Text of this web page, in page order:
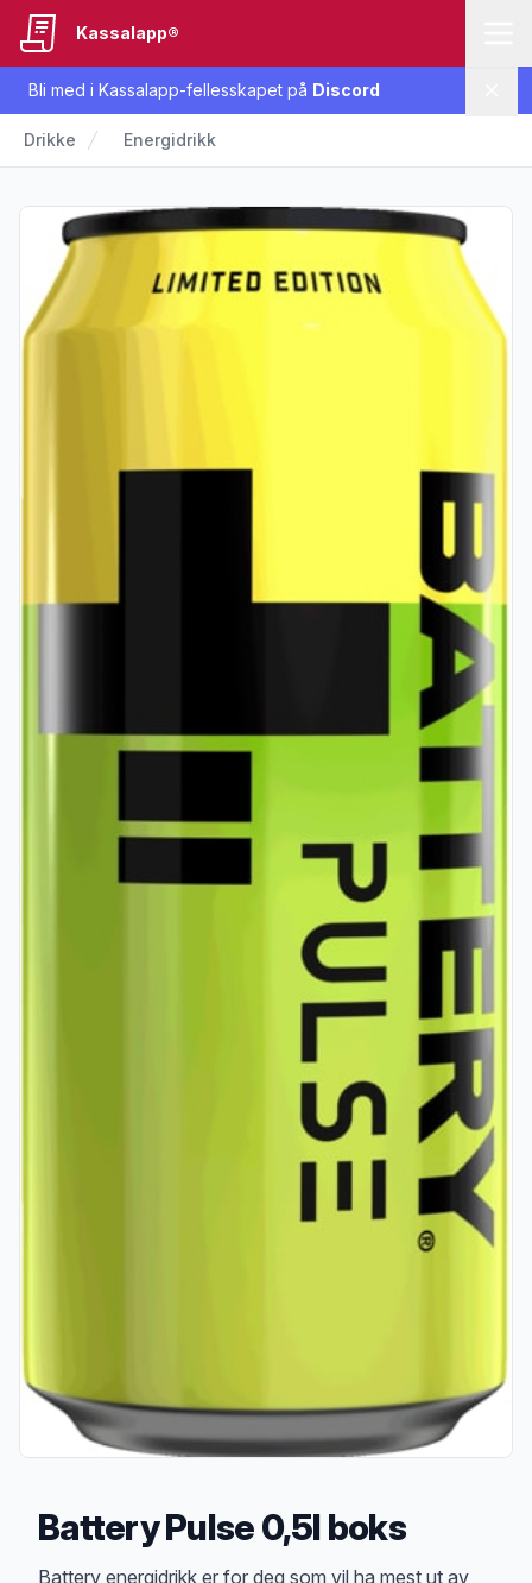
Bli med i Kassalapp-fellesskapet på Discord
Kassalapp®
Drikke Energidrikk
Battery Pulse 0,5l boks
Produktbeskrivelse
Battery energidrikk er for deg som vil ha mest ut av